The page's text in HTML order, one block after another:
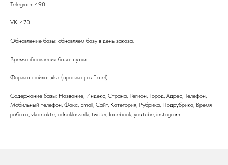
Telegram: 490
VK: 470
Обновление базы: обновляем базу в день заказа.
Время обновления базы: сутки
Формат файла: .xlsx (просмотр в Excel)
Содержание базы: Название, Индекс, Страна, Регион, Город, Адрес, Телефон,
Мобильный телефон, Факс, Email, Сайт, Категория, Рубрика, Подрубрика, Время
работы, vkontakte, odnoklassniki, twitter, facebook, youtube, instagram